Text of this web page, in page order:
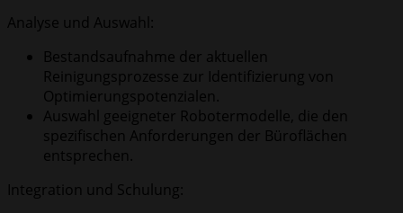
Analyse und Auswahl:
Bestandsaufnahme der aktuellen
Reinigungsprozesse zur Identifizierung von
Optimierungspotenzialen.
Auswahl geeigneter Robotermodelle, die den
spezifischen Anforderungen der Büroflächen
entsprechen.
Integration und Schulung: